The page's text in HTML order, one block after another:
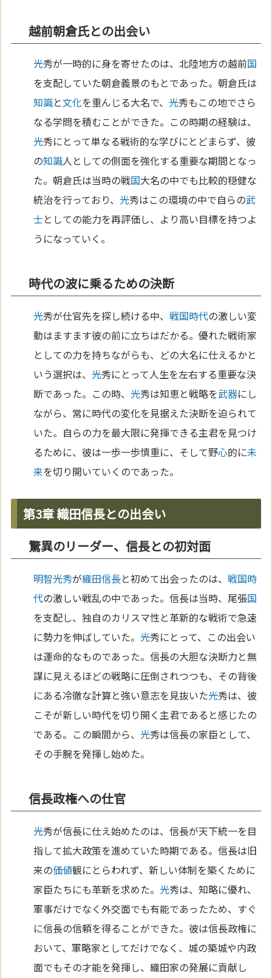
越前朝倉氏との出会い
光秀が一時的に身を寄せたのは、北陸地方の越前国
を支配していた朝倉義景のもとであった。朝倉氏は
知識と文化を重んじる大名で、 光秀もこの地でさら
なる学問を積むことができた。この時期の経験は、
光秀にとって単なる戦術的な学びにとどまらず、彼
の知識人としての側面を強化する重要な期間となっ
た。朝倉氏は当時の戦国大名の中でも比較的穏健な
統治を行っており、 光秀はこの環境の中で自らの武
士としての能力を再評価し、より高い目標を持つよ
うになっていく。
時代の波に乗るための決断
光秀が仕官先を探し続ける中、戦国時代の激しい変
動はますます彼の前に立ちはだかる。優れた戦術家
としての力を持ちながらも、どの大名に仕えるかと
いう選択は、 光秀にとって人生を左右する重要な決
断であった。この時、 光秀は知恵と戦略を武器にし
ながら、常に時代の変化を見据えた決断を迫られて
いた。自らの力を最大限に発揮できる主君を見つけ
るために、彼は一歩一歩慎重に、そして野心的に未
来を切り開いていくのであった。
第3章 織田信長との出会い
驚異のリーダー、信長との初対面
明智光秀が織田信長と初めて出会ったのは、戦国時
代の激しい戦乱の中であった。信長は当時、尾張国
を支配し、独自のカリスマ性と革新的な戦術で急速
に勢力を伸ばしていた。 光秀にとって、この出会い
は運命的なものであった。信長の大胆な決断力と無
謀に見えるほどの戦略に圧倒されつつも、その背後
にある冷徹な計算と強い意志を見抜いた光秀は、彼
こそが新しい時代を切り開く主君であると感じたの
である。この瞬間から、 光秀は信長の家臣として、
その手腕を発揮し始めた。
信長政権への仕官
光秀が信長に仕え始めたのは、信長が天下統一を目
指して拡大政策を進めていた時期である。信長は旧
来の価値観にとらわれず、新しい体制を築くために
家臣たちにも革新を求めた。 光秀は、知略に優れ、
軍事だけでなく外交面でも有能であったため、すぐ
に信長の信頼を得ることができた。彼は信長政権に
おいて、軍略家としてだけでなく、城の築城や内政
面でもその才能を発揮し、織田家の発展に貢献し